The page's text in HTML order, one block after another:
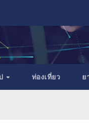
ท่องเที่ยว ย